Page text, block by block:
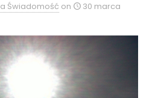
Świadomość on
30 marca